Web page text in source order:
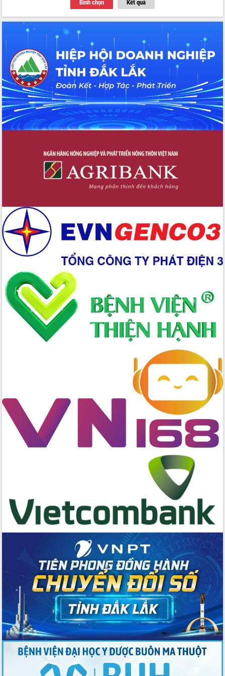
với Tập đoàn Bưu chính Viễn thông
Việt Nam
Thứ trưởng Bộ Y tế làm việc với tỉnh
Đắk Lắk về phát triển nhân lực y tế
cho trạm y tế cấp xã
Du lịch Đắk Lắk nâng tầm trải nghiệm
du khách thông qua Hệ thống cơ sở dữ
liệu và Bản đồ số
Tập huấn ứng dụng trí tuệ nhân tạo (AI)
trong thương mại điện tử năm 2026
Đoàn đại biểu Quốc hội tỉnh Đắk Lắk
trao đổi thông tin trước Kỳ họp thứ
Quyết liệt cải cách hành chính, khơi
thông nguồn lực phát triển
Nâng cao hiệu lực, hiệu quả HĐND
tỉnh thông qua hiện đại hóa hành chính
chuyển đổi số
Phó Chủ tịch Thường trực UBND tỉnh
Hồ Thị Nguyên Thảo làm việc tại Trung
tâm Phục vụ hành chính công xã Ea
Phê
Xây dựng nền hành chính số đồng
hành cùng nông dân dân, doanh nghiệp
Giai đoạn 2026-2030, Đắk Lắk phấn
đấu có 77% xã đạt chuẩn nông thôn
mới
Chuyển đổi số 'mở đường' cho nông
nghiệp Đắk Lắk tăng trưởng bứt phá
Triển khai đồng bộ đo đạc, lập hồ sơ
Đắk Lắk nâng cao hiệu quả công tác
Đảng từ Sổ tay đảng viên điện tử
Đắk Lắk đẩy mạnh nuôi biển công
nghệ, hướng tới phát triển thủy sản
bền vững
Quyền của người tiêu dùng Việt Nam
2026
Đẩy mạnh cải cách hành chính, quyết
tâm đạt được mục tiêu tăng trưởng
hai con số trong năm 2026
Tổ chức trang trọng Lễ hội Đền thờ
Lương Văn Chánh năm 2026
Phó Bí thư Tỉnh ủy Đắk Lắk Đỗ Hữu
Huy giữ chức Bí thư Đảng ủy Ủy Ban
Nhân dân tỉnh
Bệnh án điện tử thúc đẩy chuyển đổi
số y tế tại Đắk Lắk
Chuyển đổi số thư viện: Mở rộng
không gian tri thức trong thời đại số
Đánh giá, rút kinh nghiệm công tác tổ
chức diễn tập trước ngày bầu cử
Bình chọn Kết quả